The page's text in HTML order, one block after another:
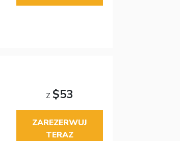
Z$53
ZAREZERWUJ
TERAZ